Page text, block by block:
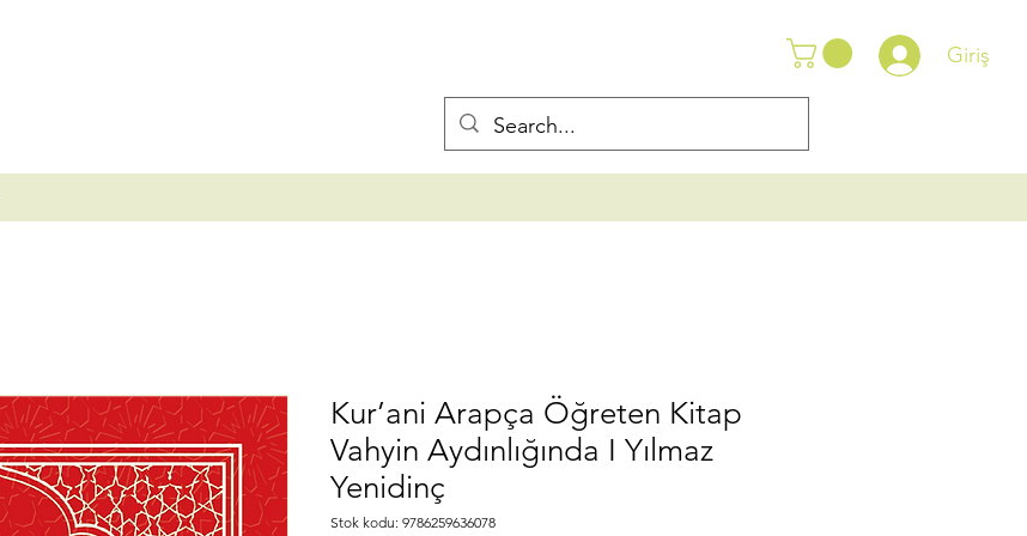
Giriş
Kur’ani Arapça Öğreten Kitap
Vahyin Aydınlığında I Yılmaz
Yenidinç
Stok kodu: 9786259636078